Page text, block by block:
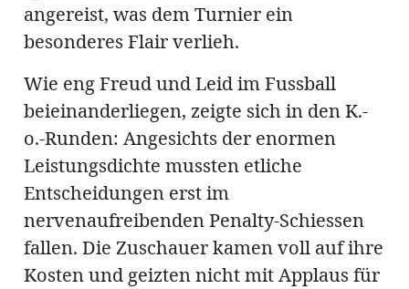
angereist, was dem Turnier ein
besonderes Flair verlieh.
Wie eng Freud und Leid im Fussball
beieinanderliegen, zeigte sich in den K.-
o.-Runden: Angesichts der enormen
Leistungsdichte mussten etliche
Entscheidungen erst im
nervenaufreibenden Penalty-Schiessen
fallen. Die Zuschauer kamen voll auf ihre
Kosten und geizten nicht mit Applaus für